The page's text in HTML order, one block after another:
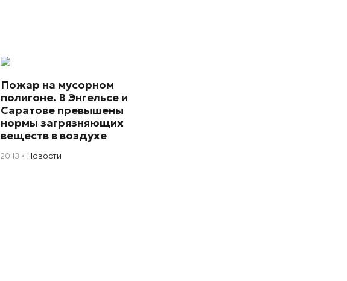
Пожар на мусорном
полигоне. В Энгельсе и
Саратове превышены
нормы загрязняющих
веществ в воздухе
20:13 Новости